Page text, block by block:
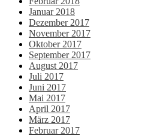
Januar 2018
Dezember 2017
November 2017
Oktober 2017
September 2017
August 2017
Juli 2017
Juni 2017
Mai 2017
April 2017
März 2017
Februar 2017